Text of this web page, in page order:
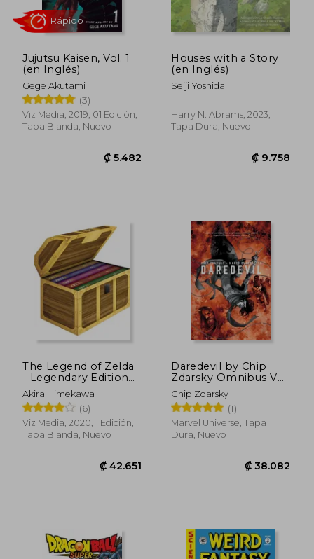
Jujutsu Kaisen, Vol. 1
(en Inglés)
Gege Akutami
(3)
Viz Media, 2019, 01 Edición,
Tapa Blanda, Nuevo
Rápido
Houses with a Story
(en Inglés)
Seiji Yoshida
Harry N. Abrams, 2023,
Tapa Dura, Nuevo
The Legend of Zelda
- Legendary Edition
box set (en Inglés)
Akira Himekawa
(6)
Viz Media, 2020, 1 Edición,
Tapa Blanda, Nuevo
Daredevil by Chip
Zdarsky Omnibus Vol.
2 (en Inglés)
Chip Zdarsky
(1)
Marvel Universe, Tapa
Dura, Nuevo